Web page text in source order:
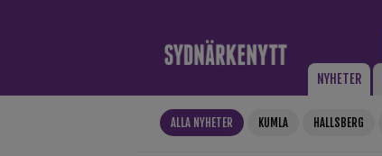
NYHETER
ALLA NYHETER KUMLA HALLSBERG